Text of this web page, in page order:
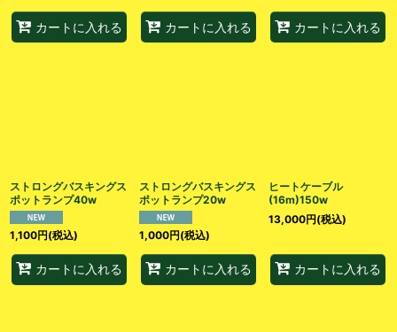
カートに入れる カートに入れる カートに入れる
ストロングバスキングス
ポットランプ40w
1,100円(税込)
カートに入れる
ストロングバスキングス
ポットランプ20w
1,000円(税込)
カートに入れる
ヒートケーブル
(16m)150w
13,000円(税込)
カートに入れる